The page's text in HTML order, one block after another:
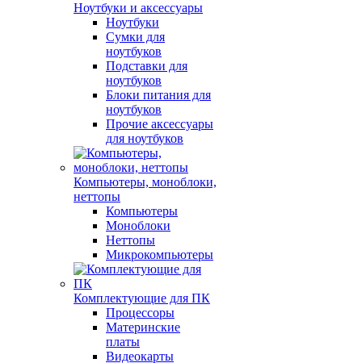
Ноутбуки и аксессуары
Ноутбуки
Сумки для
ноутбуков
Подставки для
ноутбуков
Блоки питания для
ноутбуков
Прочие аксессуары
для ноутбуков
Компьютеры, моноблоки,
неттопы
Компьютеры
Моноблоки
Неттопы
Микрокомпьютеры
Комплектующие для ПК
Процессоры
Материнские
платы
Видеокарты